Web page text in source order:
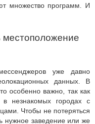
множество программ. И
местоположение
уже давно
данных. В
особенно важно, так как
в незнакомых городах с
Чтобы не потеряться
нужное заведение или же